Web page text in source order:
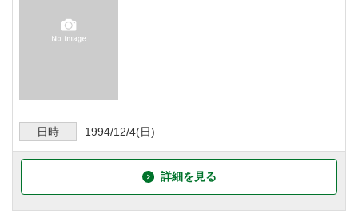
日時 1994/12/4(日)
詳細を見る